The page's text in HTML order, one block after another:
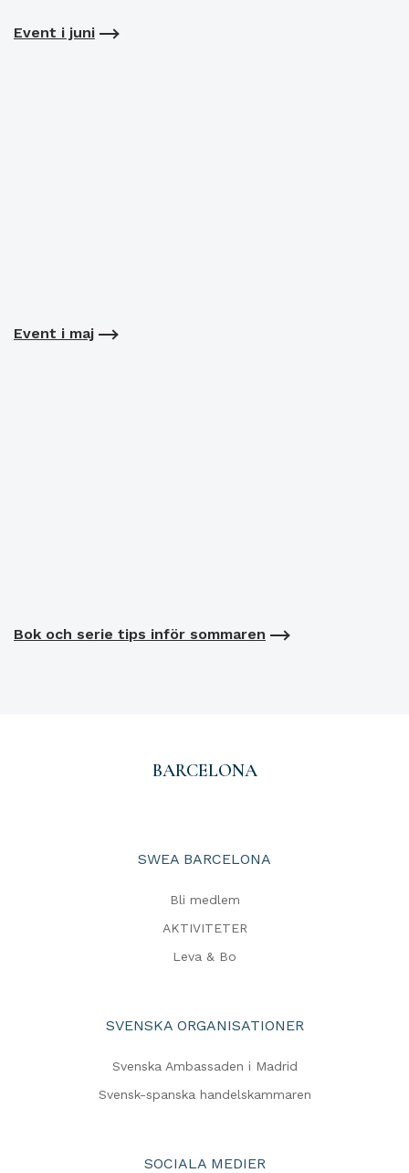
Event i juni
Event i maj
Bok och serie tips inför sommaren
BARCELONA
SWEA BARCELONA
Bli medlem
AKTIVITETER
Leva & Bo
SVENSKA ORGANISATIONER
Svenska Ambassaden i Madrid
Svensk-spanska handelskammaren
SOCIALA MEDIER